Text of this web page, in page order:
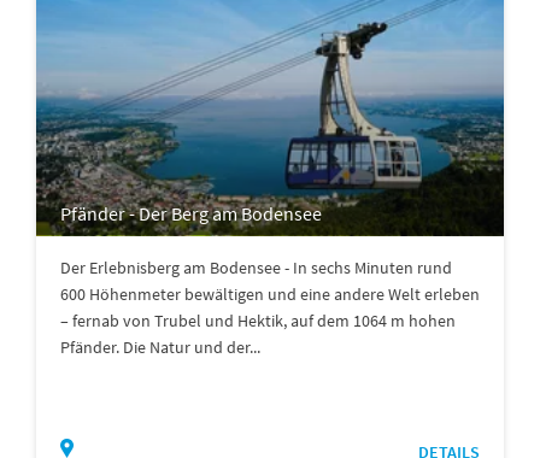
Pfänder - Der Berg am Bodensee
Der Erlebnisberg am Bodensee - In sechs Minuten rund
600 Höhenmeter bewältigen und eine andere Welt erleben
– fernab von Trubel und Hektik, auf dem 1064 m hohen
Pfänder. Die Natur und der...
DETAILS